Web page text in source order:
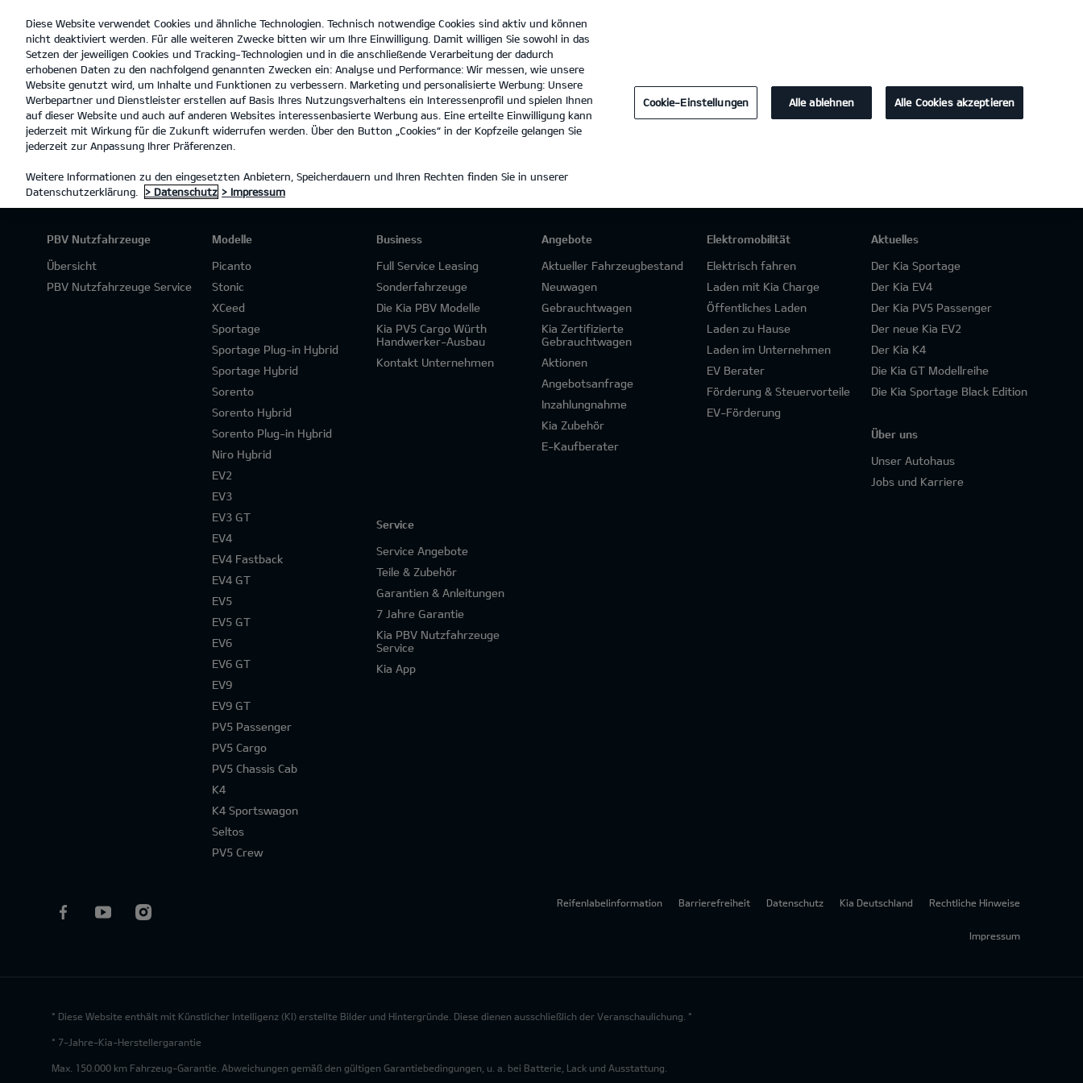
open
menu
Autohaus Hessengarage GmbH
PROBEFAHRT
PBV Nutzfahrzeuge
Übersicht
PBV Nutzfahrzeuge Service
Modelle
Picanto
Stonic
XCeed
Sportage
Sportage Plug-in Hybrid
Sportage Hybrid
Sorento
Sorento Hybrid
Sorento Plug-in Hybrid
Niro Hybrid
EV2
EV3
EV3 GT
EV4
EV4 Fastback
EV4 GT
EV5
EV5 GT
EV6
EV6 GT
EV9
EV9 GT
PV5 Passenger
PV5 Cargo
PV5 Chassis Cab
K4
K4 Sportswagon
Seltos
PV5 Crew
Business
Full Service Leasing
Sonderfahrzeuge
Die Kia PBV Modelle
Kia PV5 Cargo Würth
Handwerker-Ausbau
Kontakt Unternehmen
Angebote
Aktueller Fahrzeugbestand
Neuwagen
Gebrauchtwagen
Kia Zertifizierte
Gebrauchtwagen
Aktionen
Angebotsanfrage
Inzahlungnahme
Kia Zubehör
E-Kaufberater
Elektromobilität
Elektrisch fahren
Laden mit Kia Charge
Öffentliches Laden
Laden zu Hause
Laden im Unternehmen
EV Berater
Förderung & Steuervorteile
EV-Förderung
Aktuelles
Der Kia Sportage
Der Kia EV4
Der Kia PV5 Passenger
Der neue Kia EV2
Der Kia K4
Die Kia GT Modellreihe
Die Kia Sportage Black Edition
Über uns
Unser Autohaus
Jobs und Karriere
Service
Service Angebote
Teile & Zubehör
Garantien & Anleitungen
7 Jahre Garantie
Kia PBV Nutzfahrzeuge
Service
Kia App
Reifenlabelinformation Barrierefreiheit Datenschutz Kia Deutschland Rechtliche Hinweise
Impressum
* Diese Website enthält mit Künstlicher Intelligenz (KI) erstellte Bilder und Hintergründe. Diese dienen ausschließlich der Veranschaulichung. *
* 7-Jahre-Kia-Herstellergarantie
Max. 150.000 km Fahrzeug-Garantie. Abweichungen gemäß den gültigen Garantiebedingungen, u. a. bei Batterie, Lack und Ausstattung.
Diese Website verwendet Cookies und ähnliche Technologien. Technisch notwendige Cookies sind aktiv und können
nicht deaktiviert werden. Für alle weiteren Zwecke bitten wir um Ihre Einwilligung. Damit willigen Sie sowohl in das
Setzen der jeweiligen Cookies und Tracking-Technologien und in die anschließende Verarbeitung der dadurch
erhobenen Daten zu den nachfolgend genannten Zwecken ein: Analyse und Performance: Wir messen, wie unsere
Website genutzt wird, um Inhalte und Funktionen zu verbessern. Marketing und personalisierte Werbung: Unsere
Werbepartner und Dienstleister erstellen auf Basis Ihres Nutzungsverhaltens ein Interessenprofil und spielen Ihnen
auf dieser Website und auch auf anderen Websites interessenbasierte Werbung aus. Eine erteilte Einwilligung kann
jederzeit mit Wirkung für die Zukunft widerrufen werden. Über den Button „Cookies“ in der Kopfzeile gelangen Sie
jederzeit zur Anpassung Ihrer Präferenzen.
Weitere Informationen zu den eingesetzten Anbietern, Speicherdauern und Ihren Rechten finden Sie in unserer
Datenschutzerklärung.
> Datenschutz > Impressum
Cookie-Einstellungen Alle ablehnen Alle Cookies akzeptieren